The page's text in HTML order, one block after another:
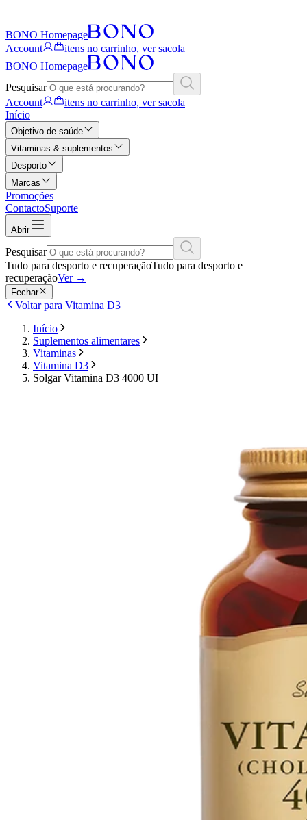
BONO Homepage
Account
itens no carrinho, ver sacola
BONO Homepage
Pesquisar
Account
itens no carrinho, ver sacola
Início
Objetivo de saúde
Vitaminas & suplementos
Desporto
Marcas
Promoções
ContactoSuporte
Abrir
Pesquisar
Tudo para desporto e recuperaçãoTudo para desporto e
recuperaçãoVer →
Fechar
Voltar para Vitamina D3
Início
Suplementos alimentares
Vitaminas
Vitamina D3
Solgar Vitamina D3 4000 UI